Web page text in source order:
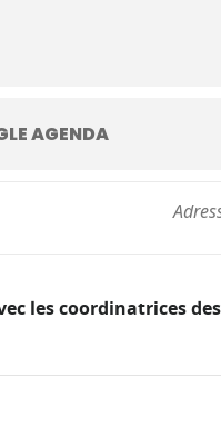
AGENDA
les coordinatrices